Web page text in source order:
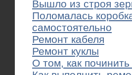
Вышло из строя
Поломалась
самостоятельно
Ремонт кабеля
Ремонт куклы
О том, как